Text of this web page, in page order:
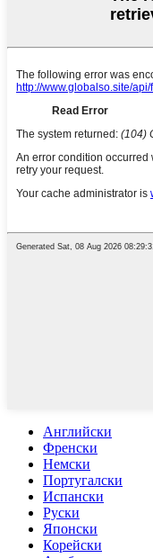
Английски
Френски
Немски
Португалски
Испански
Руски
Японски
Корейски